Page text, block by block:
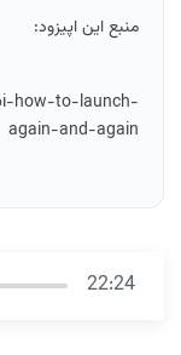
منبع این اپیزود:
how-to-launch-
again-and-again
22:24